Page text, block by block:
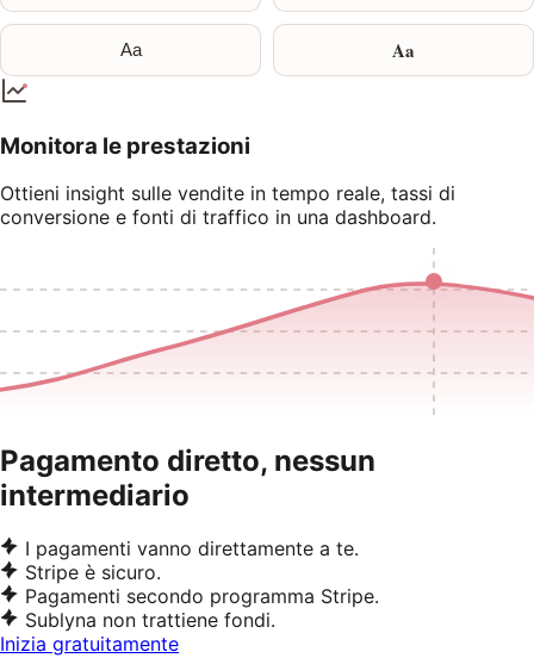
Aa Aa
Monitora le prestazioni
Ottieni insight sulle vendite in tempo reale, tassi di
conversione e fonti di traffico in una dashboard.
Pagamento diretto, nessun
intermediario
I pagamenti vanno direttamente a te.
Stripe è sicuro.
Pagamenti secondo programma Stripe.
Sublyna non trattiene fondi.
Inizia gratuitamente